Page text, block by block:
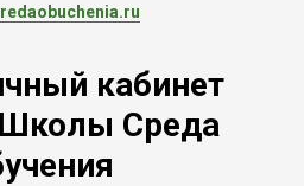
кабинет
Среда